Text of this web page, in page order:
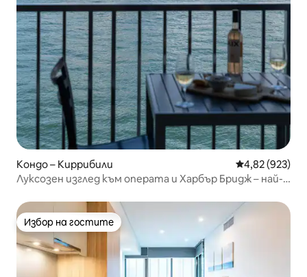
Кондо – Киррибили Средна
4,82 (923)
Луксозен изглед към операта и Харбър Бридж – най-
Избор на гостите
Избор на гостите